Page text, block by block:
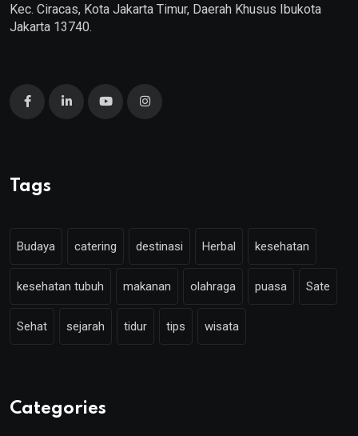
Kec. Ciracas, Kota Jakarta Timur, Daerah Khusus Ibukota
Jakarta 13740.
Tags
Budaya catering destinasi Herbal kesehatan
kesehatan tubuh makanan olahraga puasa Sate
Sehat sejarah tidur tips wisata
Categories